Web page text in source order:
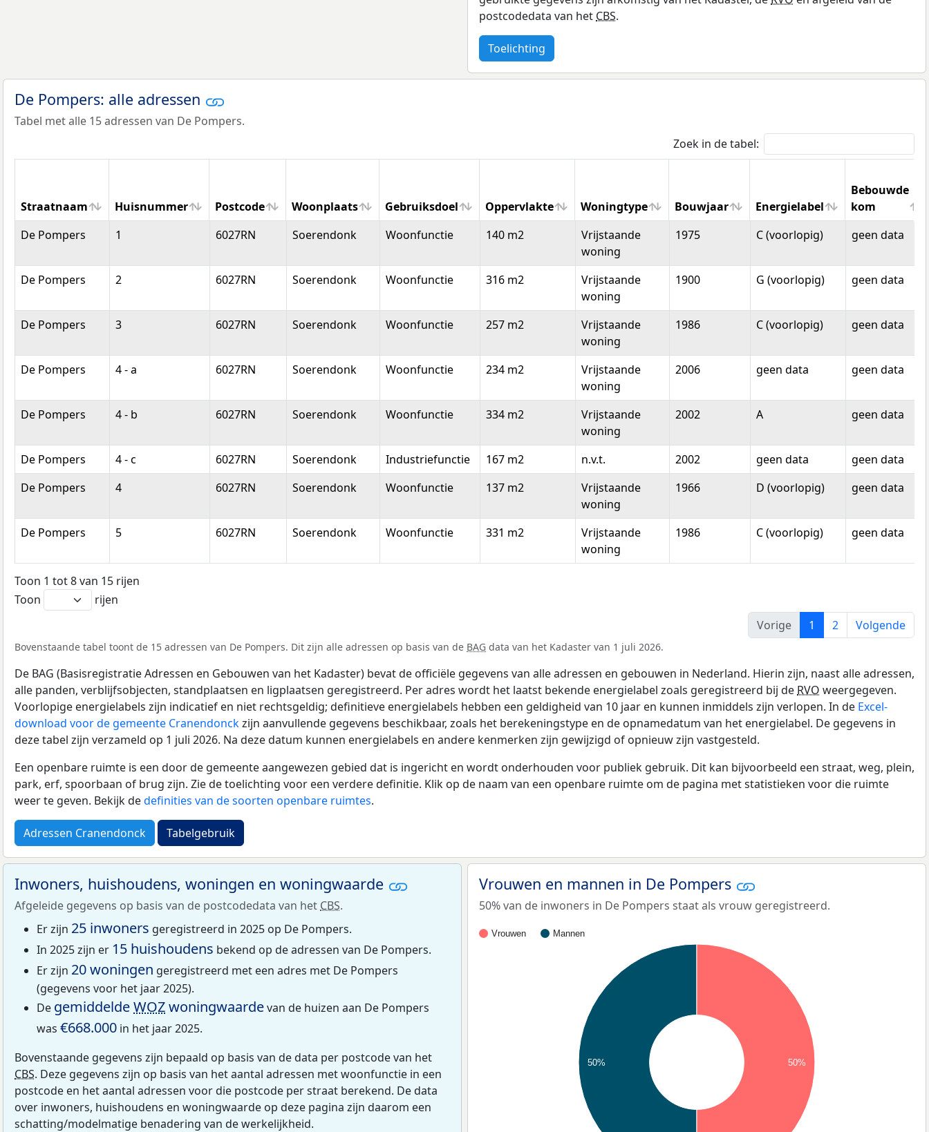
postcodedata van het CBS.
Toelichting
De Pompers: alle adressen
Tabel met alle 15 adressen van De Pompers.
Zoek in de tabel:
Straatnaam Huisnummer Postcode Woonplaats Gebruiksdoel Oppervlakte Woningtype Bouwjaar Energielabel
Bebouwde
kom
Straatnaam
Huisnummer Postcode Woonplaats Gebruiksdoel Oppervlakte Woningtype Bouwjaar Energielabel
Bebouwde
kom
De Pompers 1 6027RN Soerendonk Woonfunctie 140 m2
Vrijstaande
woning
1975 C (voorlopig) geen data
De Pompers 2 6027RN Soerendonk Woonfunctie 316 m2
Vrijstaande
woning
1900 G (voorlopig) geen data
De Pompers 3 6027RN Soerendonk Woonfunctie 257 m2
Vrijstaande
woning
1986 C (voorlopig) geen data
De Pompers 4 - a 6027RN Soerendonk Woonfunctie 234 m2
Vrijstaande
woning
2006 geen data geen data
De Pompers 4 - b 6027RN Soerendonk Woonfunctie 334 m2
Vrijstaande
woning
2002 A geen data
De Pompers 4 - c 6027RN Soerendonk Industriefunctie 167 m2 n.v.t. 2002 geen data
geen data
De Pompers
4 6027RN Soerendonk Woonfunctie 137 m2
Vrijstaande
woning
1966 D (voorlopig) geen data
De Pompers 5 6027RN Soerendonk Woonfunctie 331 m2
Vrijstaande
woning
1986 C (voorlopig) geen data
Toon 1 tot 8 van 15 rijen
Toon
rijen
Vorige
1 2 Volgende
Bovenstaande tabel toont de 15 adressen van De Pompers. Dit zijn alle adressen op basis van de BAG data van het Kadaster van 1 juli 2026.
De BAG (Basisregistratie Adressen en Gebouwen van het Kadaster) bevat de officiële gegevens van alle adressen en gebouwen in Nederland. Hierin zijn, naast alle adressen,
alle panden, verblijfsobjecten, standplaatsen en ligplaatsen geregistreerd. Per adres wordt het laatst bekende energielabel zoals geregistreerd bij de RVO weergegeven.
Voorlopige energielabels zijn indicatief en niet rechtsgeldig; definitieve energielabels hebben een geldigheid van 10 jaar en kunnen inmiddels zijn verlopen. In de Excel-
download voor de gemeente Cranendonckzijn aanvullende gegevens beschikbaar, zoals het berekeningstype en de opnamedatum van het energielabel. De gegevens in
deze tabel zijn verzameld op 1 juli 2026. Na deze datum kunnen energielabels en andere kenmerken zijn gewijzigd of opnieuw zijn vastgesteld.
Een openbare ruimte is een door de gemeente aangewezen gebied dat is ingericht en wordt onderhouden voor publiek gebruik. Dit kan bijvoorbeeld een straat, weg, plein,
park, erf, spoorbaan of brug zijn. Zie de toelichting voor een verdere definitie. Klik op de naam van een openbare ruimte om de pagina met statistieken voor die ruimte
weer te geven. Bekijk dedefinities van de soorten openbare ruimtes.
Adressen Cranendonck Tabelgebruik
Inwoners, huishoudens, woningen en woningwaarde
Afgeleide gegevens op basis van de postcodedata van het CBS.
Er zijn 25 inwoners geregistreerd in 2025 op De Pompers.
In 2025 zijn er 15 huishoudens bekend op de adressen van De Pompers.
Er zijn 20 woningen geregistreerd met een adres met De Pompers
(gegevens voor het jaar 2025).
De gemiddeldeWOZwoningwaardevan de huizen aan De Pompers
was €668.000 in het jaar 2025.
Bovenstaande gegevens zijn bepaald op basis van de data per postcode van het
CBS. Deze gegevens zijn op basis van het aantal adressen met woonfunctie in een
postcode en het aantal adressen voor die postcode per straat berekend. De data
over inwoners, huishoudens en woningwaarde op deze pagina zijn daarom een
schatting/modelmatige benadering van de werkelijkheid.
Vrouwen en mannen in De Pompers
50% van de inwoners in De Pompers staat als vrouw geregistreerd.
Vrouwen Mannen
50% 50%